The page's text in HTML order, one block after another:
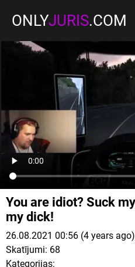
ONLYJURIS.COM
You are idiot? Suck
my dick!
26.08.2021 00:56 (4 years ago)
Skatījumi: 68
Kategorijas: